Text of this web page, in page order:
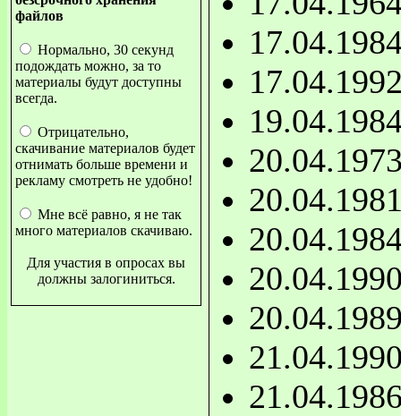
файлов
Нормально, 30 секунд
подождать можно, за то
материалы будут доступны
всегда.
Отрицательно,
скачивание материалов будет
отнимать больше времени и
рекламу смотреть не удобно!
Мне всё равно, я не так
много материалов скачиваю.
Для участия в опросах вы
должны залогиниться.